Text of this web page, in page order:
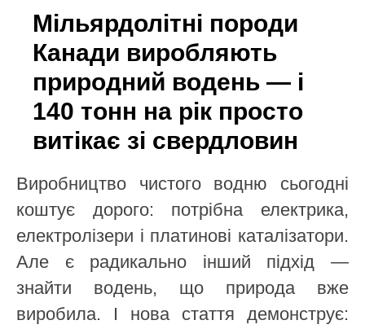
Мільярдолітні породи
Канади виробляють
природний водень — і
140 тонн на рік просто
витікає зі свердловин
Виробництво чистого водню сьогодні
коштує дорого: потрібна електрика,
електролізери і платинові каталізатори.
Але є радикально інший підхід —
знайти водень, що природа вже
виробила. І нова стаття демонструє: